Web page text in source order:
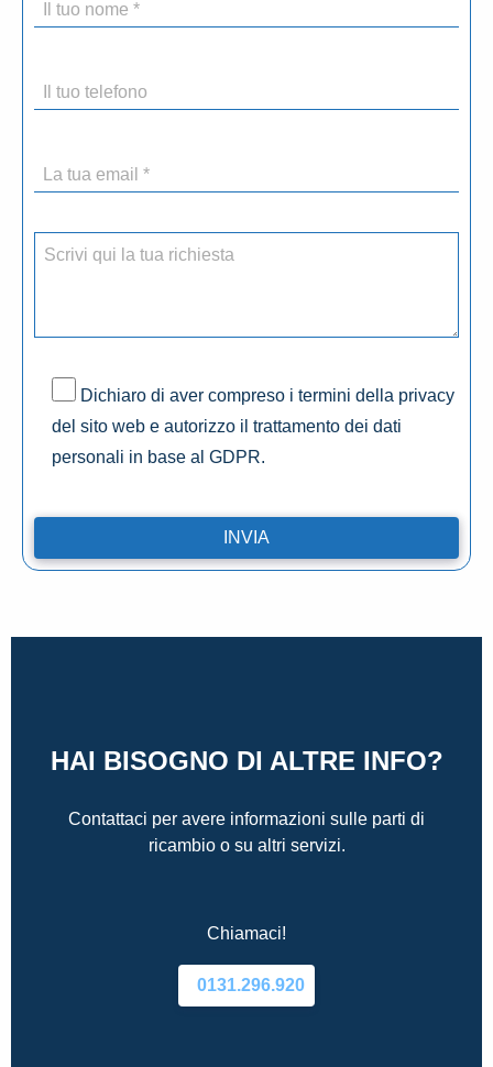
Dichiaro di aver compreso i termini della privacy
del sito web e autorizzo il trattamento dei dati
personali in base al GDPR.
HAI BISOGNO DI ALTRE INFO?
Contattaci per avere informazioni sulle parti di
ricambio o su altri servizi.
Chiamaci!
0131.296.920